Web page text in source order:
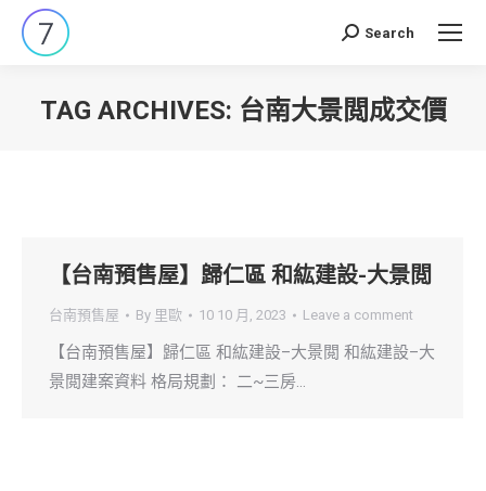
Search:
Search
TAG ARCHIVES: 台南大景閲成交價
【台南預售屋】歸仁區 和紘建設-大景閲
台南預售屋 By 里歐 10 10 月, 2023 Leave a comment
【台南預售屋】歸仁區 和紘建設–大景閲 和紘建設–大
景閲建案資料 格局規劃： 二~三房…